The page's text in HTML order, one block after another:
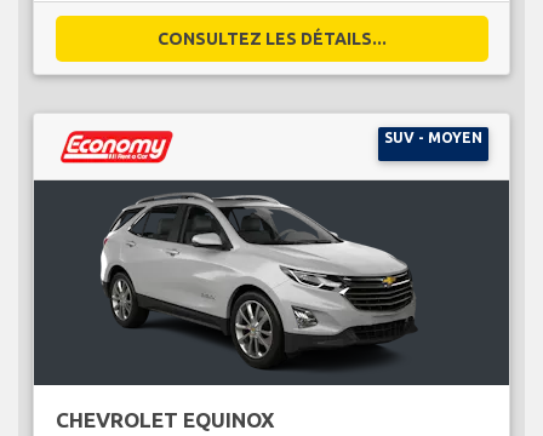
CONSULTEZ LES DÉTAILS...
SUV - MOYEN
CHEVROLET EQUINOX